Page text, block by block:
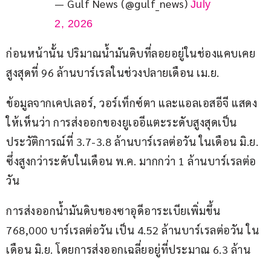
— Gulf News (@gulf_news) July
2, 2026
ก่อนหน้านั้น ปริมาณน้ำมันดิบที่ลอยอยู่ในช่องแคบเคย
สูงสุดที่ 96 ล้านบาร์เรลในช่วงปลายเดือน เม.ย.
ข้อมูลจากเคปเลอร์, วอร์เท็กซ์ตา และแอลเอสอีจี แสดง
ให้เห็นว่า การส่งออกของยูเออีแตะระดับสูงสุดเป็น
ประวัติการณ์ที่ 3.7-3.8 ล้านบาร์เรลต่อวัน ในเดือน มิ.ย.
ซึ่งสูงกว่าระดับในเดือน พ.ค. มากกว่า 1 ล้านบาร์เรลต่อ
วัน
การส่งออกน้ำมันดิบของซาอุดีอาระเบียเพิ่มขึ้น
768,000 บาร์เรลต่อวัน เป็น 4.52 ล้านบาร์เรลต่อวัน ใน
เดือน มิ.ย. โดยการส่งออกเฉลี่ยอยู่ที่ประมาณ 6.3 ล้าน